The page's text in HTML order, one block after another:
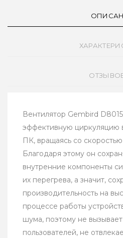
Вентилятор Gembird
эффективную циркуляцию
ПК, вращаясь со
Благодаря этому он
внутренние компоненты
их перегрева, а значит,
производительность на
процессе работы
шума, поэтому не
пользователей, не